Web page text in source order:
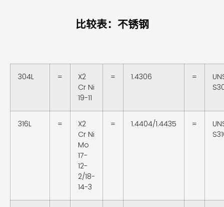
比较表：不锈钢
304L =
X2
Cr Ni
19-11
= 1.4306 =
316L =
X2
Cr Ni
Mo
17-
12-
2/18-
14-3
= 1.4404/1.4435 =